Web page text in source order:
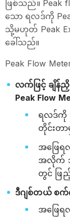
ဖြစ်သည်။ Peak
သော ရလဒ်ကို
သို့မဟုတ် Peak
ခေါ်သည်။
Peak Flow
လက်ဖြင့် ချိန်
Peak Flow
ရလဒ်ကို
တိုင်းတ
အဖြေ
အလိုက် သ
တွင် ဖြ
ဒီဂျစ်တယ် စက်
အဖြေ